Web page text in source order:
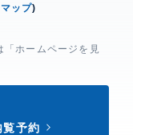
マップ)
ホームページを見
覧予約